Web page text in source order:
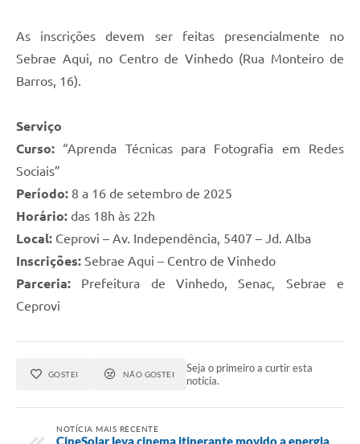
As inscrições devem ser feitas presencialmente no
Sebrae Aqui, no Centro de Vinhedo (Rua Monteiro de
Barros, 16).
Serviço
Curso: “Aprenda Técnicas para Fotografia em Redes
Sociais”
Período: 8 a 16 de setembro de 2025
Horário: das 18h às 22h
Local: Ceprovi – Av. Independência, 5407 – Jd. Alba
Inscrições: Sebrae Aqui – Centro de Vinhedo
Parceria: Prefeitura de Vinhedo, Senac, Sebrae e
Ceprovi
GOSTEI NÃO GOSTEI
Seja o primeiro a curtir esta
notícia.
NOTÍCIA MAIS RECENTE
CineSolar leva cinema itinerante movido a energia